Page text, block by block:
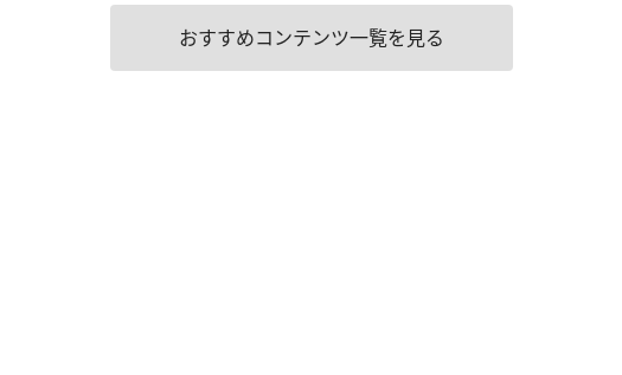
おすすめコンテンツ一覧を見る